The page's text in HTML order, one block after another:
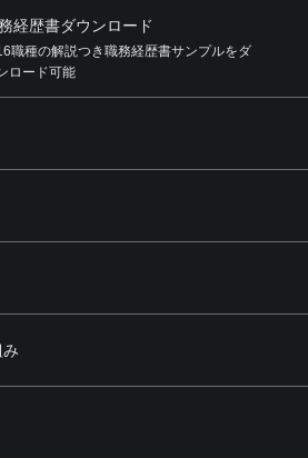
経歴書ダウンロード
職種の解説つき職務経歴書サンプルをダ
ロード可能